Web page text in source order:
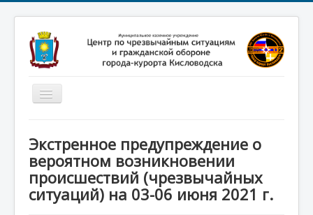
Включить/
выключить
Новости
Законодательство
Обучение населения
Экстренное предупреждение о
вероятном возникновении
происшествий (чрезвычайных
ситуаций) на 03-06 июня 2021 г.